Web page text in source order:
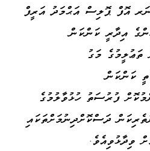
އޮފް ޕޮލިސް އަޙްމަދު އަރީފް
އިދާރީ ކަންކަން
ތަޢުލީމުގެ މަގު
ކަންކަން
ފުރުސަތު ހުޅުވާލުމުގެ
ދަސްކޮށްދިނުމަށްތަކައި
ވިދާޅުވިއެވެ.